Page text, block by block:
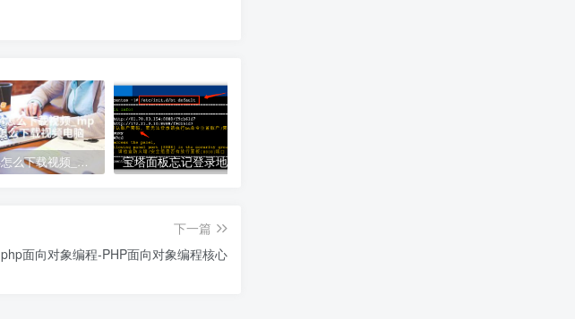
下一篇
php面向对象编程-PHP面向对象编程核心